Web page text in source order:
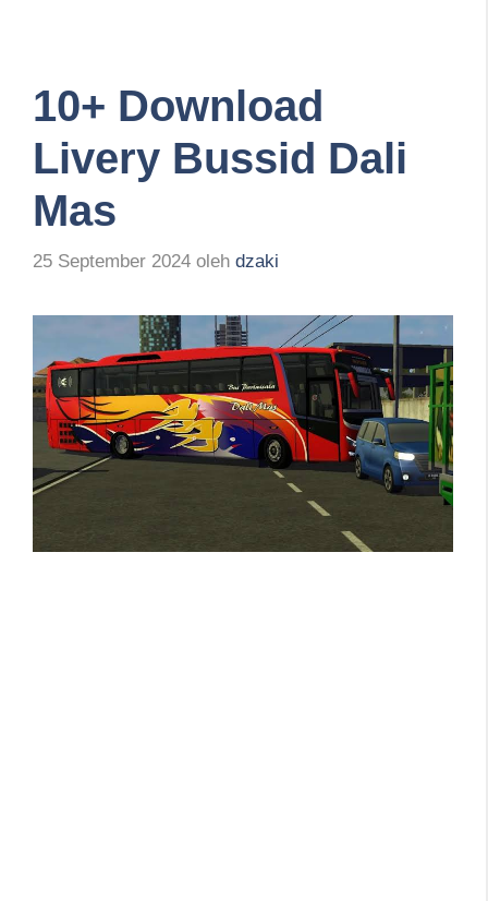
10+ Download
Livery Bussid Dali
Mas
25 September 2024 oleh dzaki